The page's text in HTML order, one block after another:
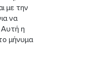
με την
να
Αυτή η
μήνυμα